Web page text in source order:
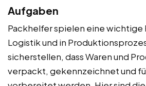
Aufgaben
Packhelfer spielen eine wichtige
Logistik und in
sicherstellen, dass Waren und
verpackt, gekennzeichnet und